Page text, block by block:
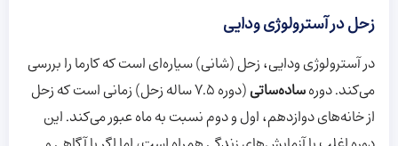
زحل در آسترولوژی ودایی
در آسترولوژی ودایی، زحل (شانی) سیاره‌ای است که کارما را بررسی
می‌کند. دورهساده‌ساتی
(دوره 7.5 ساله زحل) زمانی است که زحل
از خانه‌های دوازدهم، اول و دوم نسبت به ماه عبور می‌کند. این